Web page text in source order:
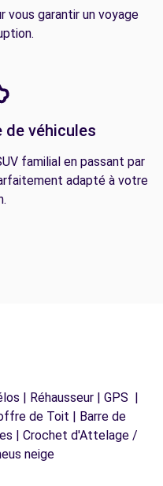
vous garantir un voyage
de véhicules
familial en passant par
adapté à votre
| Réhausseur | GPS |
de Toit | Barre de
| Crochet d'Attelage /
neige